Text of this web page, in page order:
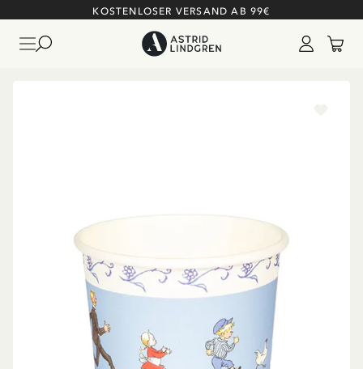
KOSTENLOSER VERSAND AB 99€